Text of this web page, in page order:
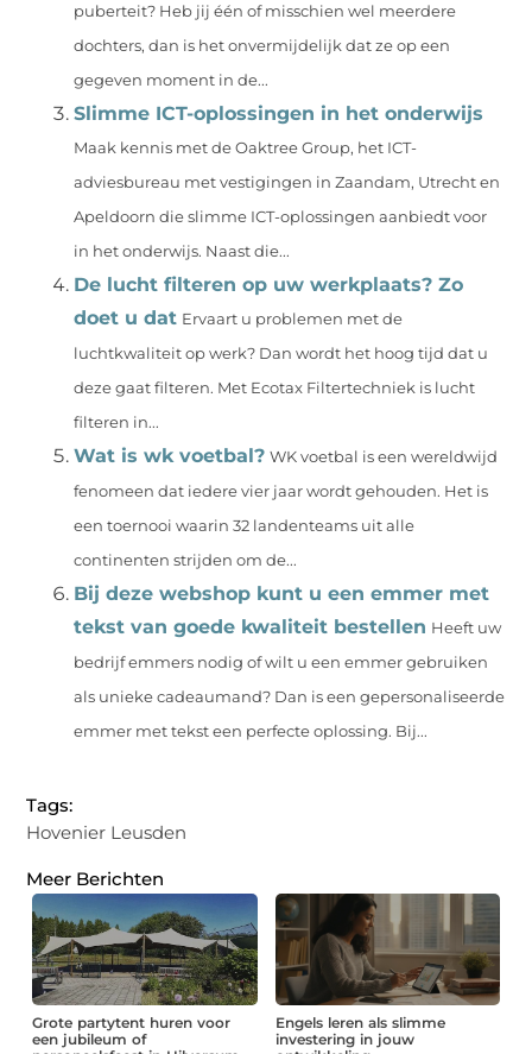
puberteit? Heb jij één of misschien wel meerdere
dochters, dan is het onvermijdelijk dat ze op een
gegeven moment in de...
Slimme ICT-oplossingen in het onderwijs
Maak kennis met de Oaktree Group, het ICT-
adviesbureau met vestigingen in Zaandam, Utrecht en
Apeldoorn die slimme ICT-oplossingen aanbiedt voor
in het onderwijs. Naast die...
De lucht filteren op uw werkplaats? Zo
doet u dat Ervaart u problemen met de
luchtkwaliteit op werk? Dan wordt het hoog tijd dat u
deze gaat filteren. Met Ecotax Filtertechniek is lucht
filteren in...
Wat is wk voetbal? WK voetbal is een wereldwijd
fenomeen dat iedere vier jaar wordt gehouden. Het is
een toernooi waarin 32 landenteams uit alle
continenten strijden om de...
Bij deze webshop kunt u een emmer met
tekst van goede kwaliteit bestellen Heeft uw
bedrijf emmers nodig of wilt u een emmer gebruiken
als unieke cadeaumand? Dan is een gepersonaliseerde
emmer met tekst een perfecte oplossing. Bij...
Tags:
Hovenier Leusden
Meer Berichten
Grote partytent huren voor
een jubileum of
Engels leren als slimme
investering in jouw